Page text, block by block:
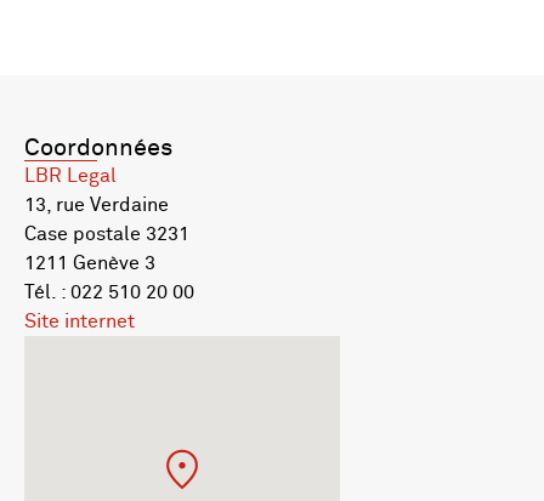
Coordonnées
LBR Legal
13, rue Verdaine
Case postale 3231
1211 Genève 3
Tél. : 022 510 20 00
Site internet